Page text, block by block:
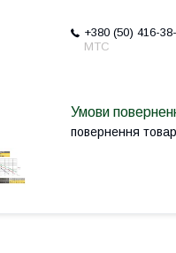
+380 (50) 416-
МТС
повернення